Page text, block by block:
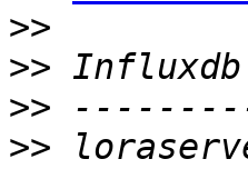
>>
>>
>>
>>